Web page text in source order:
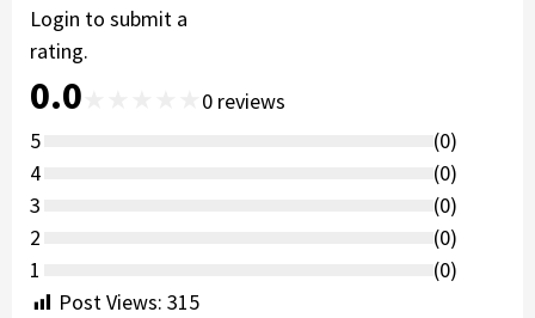
Login to submit a
rating.
0.0 0 reviews
5
(0)
4
(0)
3
(0)
2
(0)
1
(0)
Post Views: 315